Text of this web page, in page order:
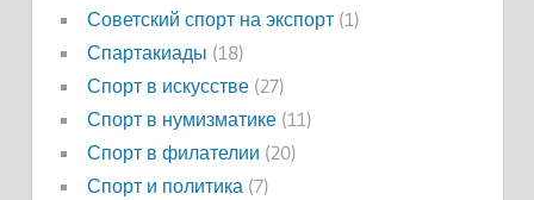
Советский спорт на экспорт(1)
Спартакиады (18)
Спорт в искусстве(27)
Спорт в нумизматике(11)
Спорт в филателии (20)
Спорт и политика(7)